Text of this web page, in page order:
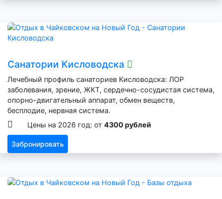
Санатории Кисловодска
Лечебный профиль санаториев Кисловодска: ЛОР
заболевания, зрение, ЖКТ, сердечно-сосудистая система,
опорно-двигательный аппарат, обмен веществ,
бесплодие, нервная система.
Цены на 2026 год: от 4300 рублей
Забронировать